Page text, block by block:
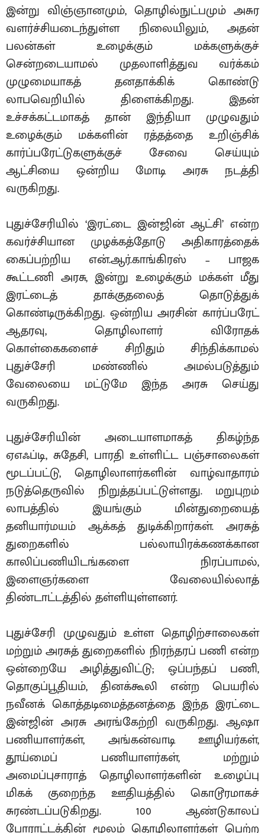
இன்று விஞ்ஞானமும், தொழில்நுட்பமும் அசுர
வளர்ச்சியடைந்துள்ள நிலையிலும், அதன்
பலன்கள் உழைக்கும் மக்களுக்குச்
சென்றடையாமல் முதலாளித்துவ வர்க்கம்
முழுமையாகத் தனதாக்கிக் கொண்டு
லாபவெறியில் திளைக்கிறது. இதன்
உச்சக்கட்டமாகத் தான் இந்தியா முழுவதும்
உழைக்கும் மக்களின் ரத்தத்தை உறிஞ்சிக்
கார்ப்பரேட்டுகளுக்குச் சேவை செய்யும்
ஆட்சியை ஒன்றிய மோடி அரசு நடத்தி
வருகிறது.
புதுச்சேரியில் ‘இரட்டை இன்ஜின் ஆட்சி’ என்ற
கவர்ச்சியான முழக்கத்தோடு அதிகாரத்தைக்
கைப்பற்றிய என்.ஆர்.காங்கிரஸ் – பாஜக
கூட்டணி அரசு, இன்று உழைக்கும் மக்கள் மீது
இரட்டைத் தாக்குதலைத் தொடுத்துக்
கொண்டிருக்கிறது. ஒன்றிய அரசின் கார்ப்பரேட்
ஆதரவு, தொழிலாளர் விரோதக்
கொள்கைகளைச் சிறிதும் சிந்திக்காமல்
புதுச்சேரி மண்ணில் அமல்படுத்தும்
வேலையை மட்டுமே இந்த அரசு செய்து
வருகிறது.
புதுச்சேரியின் அடையாளமாகத் திகழ்ந்த
ஏஎஃப்டி, சுதேசி, பாரதி உள்ளிட்ட பஞ்சாலைகள்
மூடப்பட்டு, தொழிலாளர்களின் வாழ்வாதாரம்
நடுத்தெருவில் நிறுத்தப்பட்டுள்ளது. மறுபுறம்
லாபத்தில் இயங்கும் மின்துறையைத்
தனியார்மயம் ஆக்கத் துடிக்கிறார்கள். அரசுத்
துறைகளில் பல்லாயிரக்கணக்கான
காலிப்பணியிடங்களை நிரப்பாமல்,
இளைஞர்களை வேலையில்லாத்
திண்டாட்டத்தில் தள்ளியுள்ளனர்.
புதுச்சேரி முழுவதும் உள்ள தொழிற்சாலைகள்
மற்றும் அரசுத் துறைகளில் நிரந்தரப் பணி என்ற
ஒன்றையே அழித்துவிட்டு; ஒப்பந்தப் பணி,
தொகுப்பூதியம், தினக்கூலி என்ற பெயரில்
நவீனக் கொத்தடிமைத்தனத்தை இந்த இரட்டை
இன்ஜின் அரசு அரங்கேற்றி வருகிறது. ஆஷா
பணியாளர்கள், அங்கன்வாடி ஊழியர்கள்,
தூய்மைப் பணியாளர்கள், மற்றும்
அமைப்புசாராத் தொழிலாளர்களின் உழைப்பு
மிகக் குறைந்த ஊதியத்தில் கொடூரமாகச்
சுரண்டப்படுகிறது. 100 ஆண்டுகாலப்
போராட்டத்தின் மூலம் தொழிலாளர்கள் பெற்ற